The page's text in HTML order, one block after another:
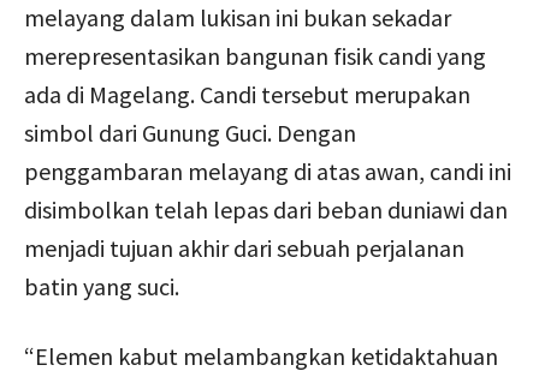
melayang dalam lukisan ini bukan sekadar
merepresentasikan bangunan fisik candi yang
ada di Magelang. Candi tersebut merupakan
simbol dari Gunung Guci. Dengan
penggambaran melayang di atas awan, candi ini
disimbolkan telah lepas dari beban duniawi dan
menjadi tujuan akhir dari sebuah perjalanan
batin yang suci.
“Elemen kabut melambangkan ketidaktahuan